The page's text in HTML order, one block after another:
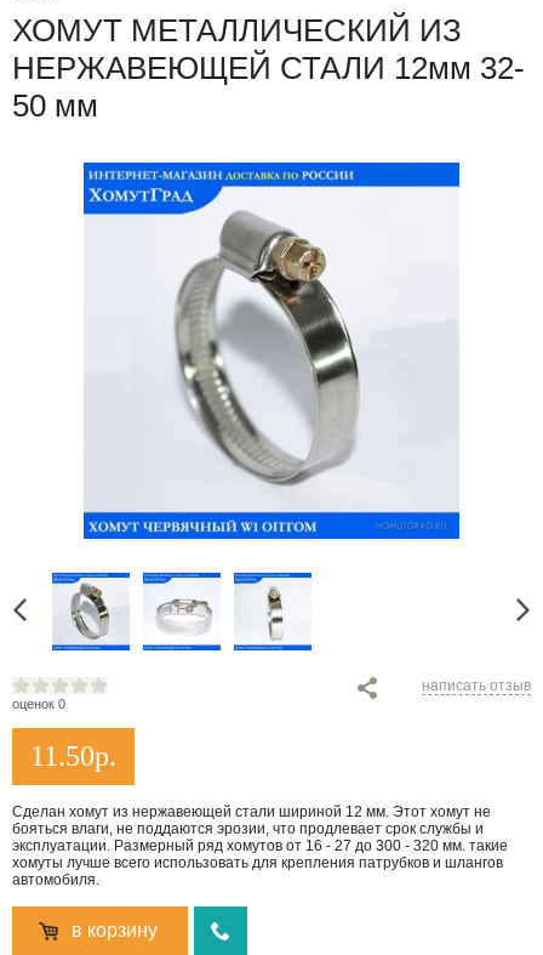
ХОМУТ МЕТАЛЛИЧЕСКИЙ ИЗ
НЕРЖАВЕЮЩЕЙ СТАЛИ 12мм 32-
50 мм
оценок 0
написать отзыв
11.50р.
Сделан хомут из нержавеющей стали шириной 12 мм. Этот хомут не
бояться влаги, не поддаются эрозии, что продлевает срок службы и
эксплуатации. Размерный ряд хомутов от 16 - 27 до 300 - 320 мм. такие
хомуты лучше всего использовать для крепления патрубков и шлангов
автомобиля.
в корзину